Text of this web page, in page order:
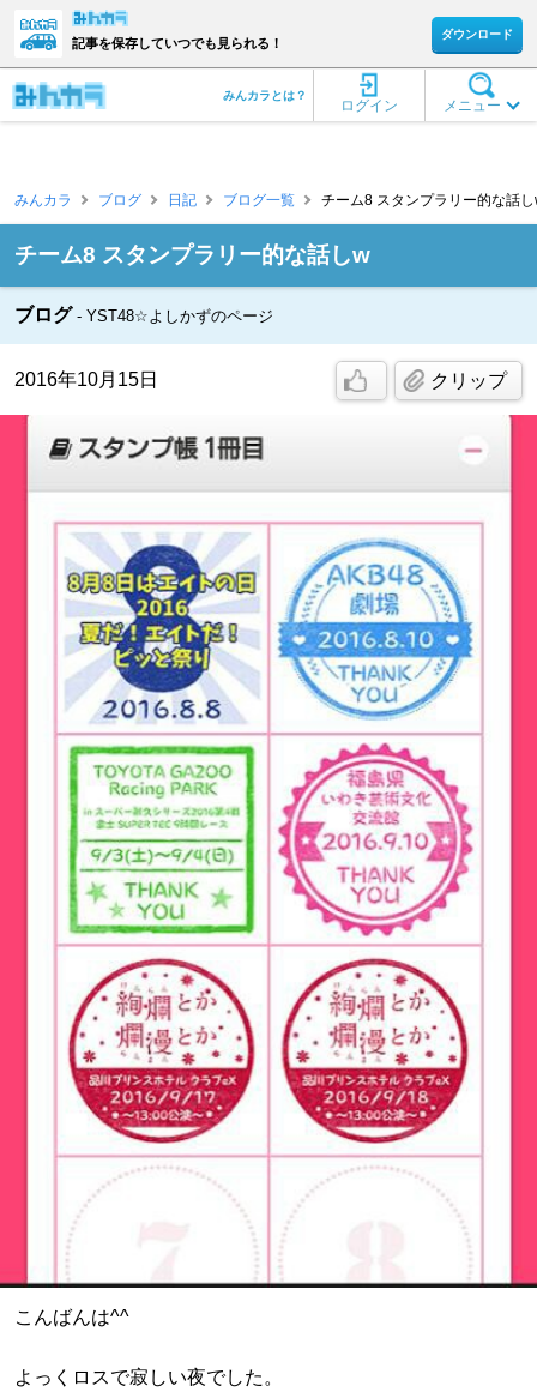
記事を保存していつでも見られる！
ダウンロード
メニュー
ログイン
みんカラとは？
みんカラ ブログ 日記 ブログ一覧 チーム8 スタンプラリー的な話
チーム8 スタンプラリー的な話しw
ブログ YST48☆よしかずのページ
2016年10月15日 クリップ
こんばんは^^
よっくロスで寂しい夜でした。